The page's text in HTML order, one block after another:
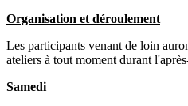
Organisation et déroulement
Les participants venant de loin
ateliers à tout moment durant
Samedi